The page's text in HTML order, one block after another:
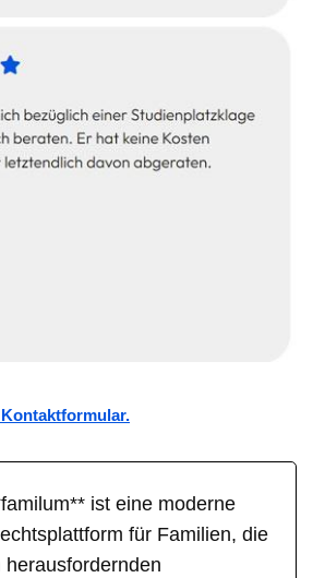
ist eine moderne
für Familien, die
herausfordernden